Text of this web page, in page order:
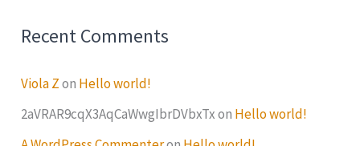
Recent Comments
Viola Zon Hello world!
2aVRAR9cqX3AqCaWwgIbrDVbxTxon Hello world!